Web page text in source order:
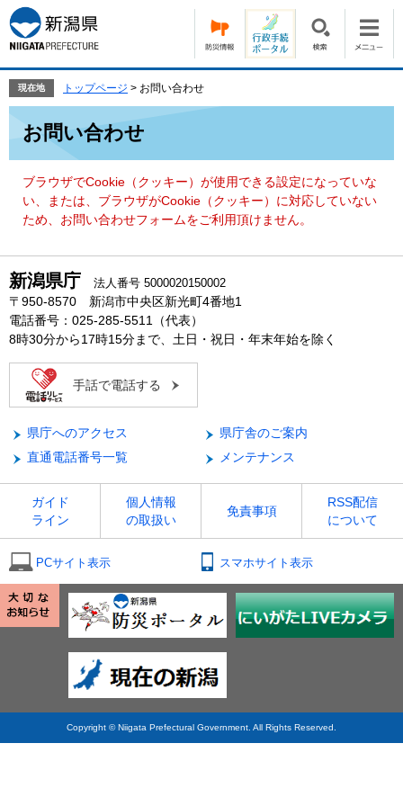
ー
ジ
の
頭
す。
ニ
ュ
ー
飛
て
現在地 トップページ > お問い合わせ
お問い合わせ
ブラウザでCookie（クッキー）が使用できる設定になっていな
い、または、ブラウザがCookie（クッキー）に対応していない
ため、お問い合わせフォームをご利用頂けません。
新潟県庁 法人番号 5000020150002
〒950-8570 新潟市中央区新光町4番地1
電話番号：025-285-5511（代表）
8時30分から17時15分まで、土日・祝日・年末年始を除く
手話で電話する
県庁へのアクセス
県庁舎のご案内
直通電話番号一覧
メンテナンス
ガイド
ライン
個人情報
の取扱い
免責事項
RSS配信
について
PCサイト表示 スマホサイト表示
Copyright © Niigata Prefectural Government. All Rights Reserved.